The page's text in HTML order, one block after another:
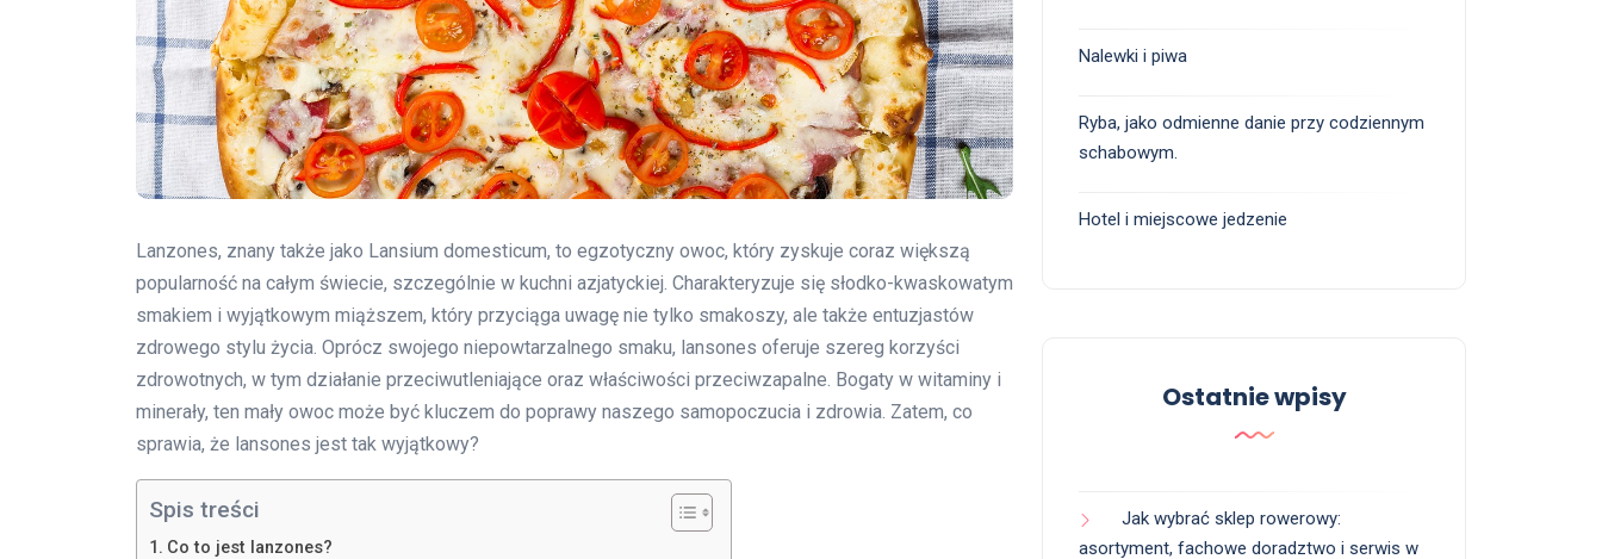
Lanzones, znany także jako Lansium domesticum, to egzotyczny owoc, który zyskuje coraz większą
popularność na całym świecie, szczególnie w kuchni azjatyckiej. Charakteryzuje się słodko-kwaskowatym
smakiem i wyjątkowym miąższem, który przyciąga uwagę nie tylko smakoszy, ale także entuzjastów
zdrowego stylu życia. Oprócz swojego niepowtarzalnego smaku, lansones oferuje szereg korzyści
zdrowotnych, w tym działanie przeciwutleniające oraz właściwości przeciwzapalne. Bogaty w witaminy i
minerały, ten mały owoc może być kluczem do poprawy naszego samopoczucia i zdrowia. Zatem, co
sprawia, że lansones jest tak wyjątkowy?
Spis treści
Co to jest lanzones?
Nalewki i piwa
Ryba, jako odmienne danie przy codziennym
schabowym.
Hotel i miejscowe jedzenie
Ostatnie wpisy
Jak wybrać sklep rowerowy:
asortyment, fachowe doradztwo i serwis w